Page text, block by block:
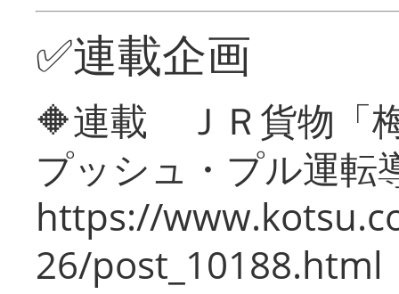
✅連載企画
🔶連載 ＪＲ貨物「
プッシュ・プル運転
https://
26/post_10188.html